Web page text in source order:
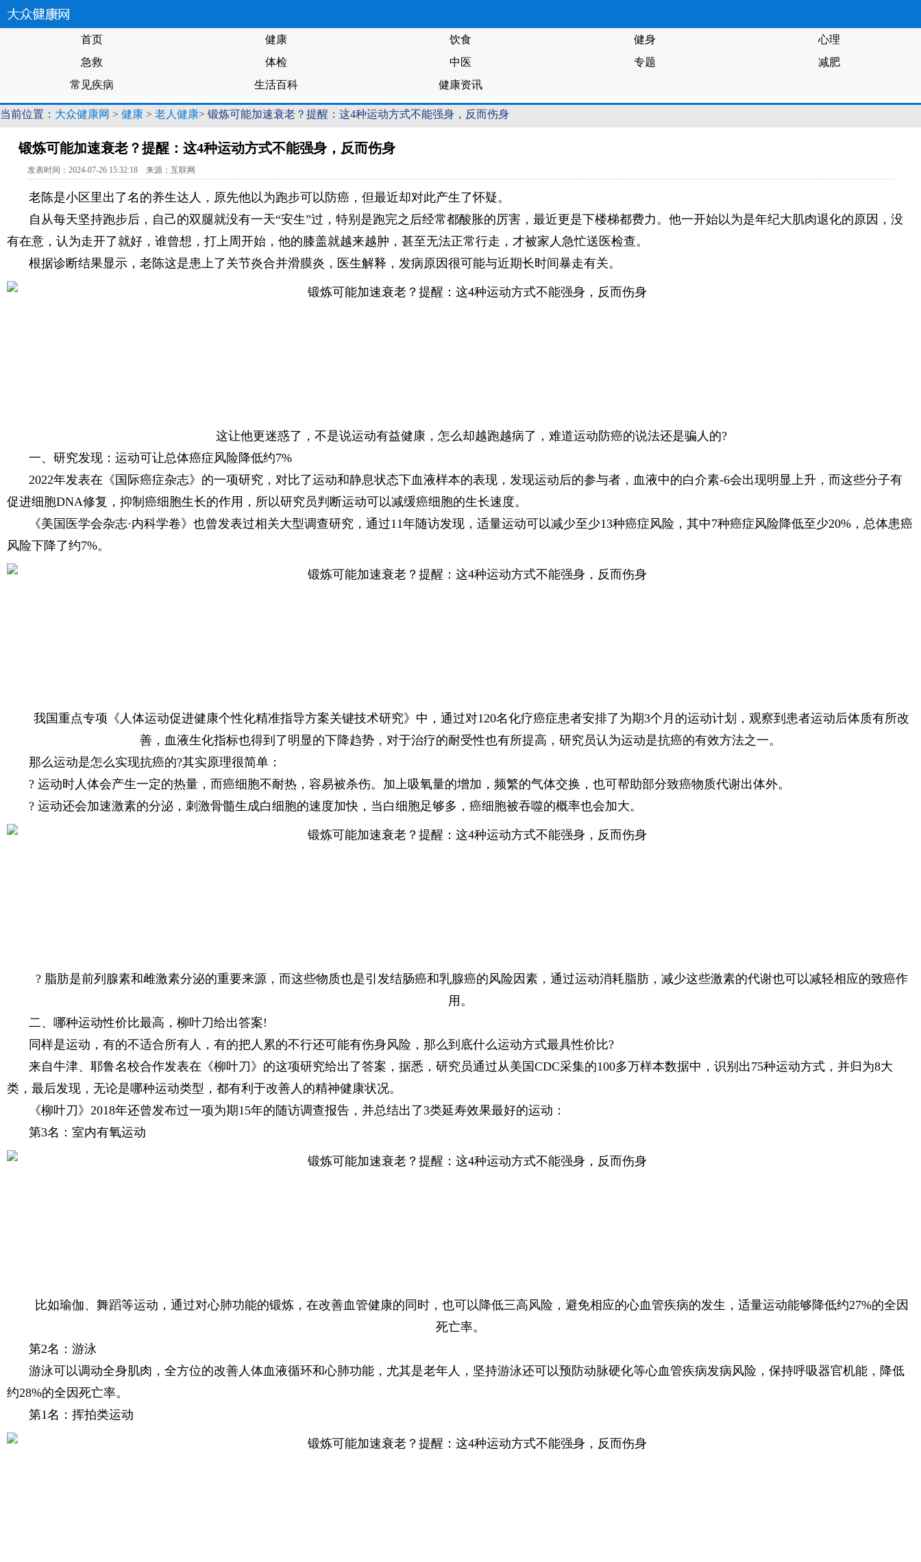
首页 健康 饮食 健身
心理
急救
体检 中医 专题
减肥
常见疾病
生活百科 健康资讯
当前位置： 大众健康网 > 健康 > 老人健康> 锻炼可能加速衰老？提醒：这4种运动方式不能强身，反而伤身
锻炼可能加速衰老？提醒：这4种运动方式不能强身，反而伤身
发表时间：2024-07-26 15:32:18 来源：互联网
老陈是小区里出了名的养生达人，原先他以为跑步可以防癌，但最近却对此产生了怀疑。
自从每天坚持跑步后，自己的双腿就没有一天“安生”过，特别是跑完之后经常都酸胀的厉害，最近更是下楼梯都费力。他一开始以为是年纪大肌肉退化的原因，没
有在意，认为走开了就好，谁曾想，打上周开始，他的膝盖就越来越肿，甚至无法正常行走，才被家人急忙送医检查。
根据诊断结果显示，老陈这是患上了关节炎合并滑膜炎，医生解释，发病原因很可能与近期长时间暴走有关。
这让他更迷惑了，不是说运动有益健康，怎么却越跑越病了，难道运动防癌的说法还是骗人的?
一、研究发现：运动可让总体癌症风险降低约7%
2022年发表在《国际癌症杂志》的一项研究，对比了运动和静息状态下血液样本的表现，发现运动后的参与者，血液中的白介素-6会出现明显上升，而这些分子有
促进细胞DNA修复，抑制癌细胞生长的作用，所以研究员判断运动可以减缓癌细胞的生长速度。
《美国医学会杂志·内科学卷》也曾发表过相关大型调查研究，通过11年随访发现，适量运动可以减少至少13种癌症风险，其中7种癌症风险降低至少20%，总体患癌
风险下降了约7%。
我国重点专项《人体运动促进健康个性化精准指导方案关键技术研究》中，通过对120名化疗癌症患者安排了为期3个月的运动计划，观察到患者运动后体质有所改
善，血液生化指标也得到了明显的下降趋势，对于治疗的耐受性也有所提高，研究员认为运动是抗癌的有效方法之一。
那么运动是怎么实现抗癌的?其实原理很简单：
? 运动时人体会产生一定的热量，而癌细胞不耐热，容易被杀伤。加上吸氧量的增加，频繁的气体交换，也可帮助部分致癌物质代谢出体外。
? 运动还会加速激素的分泌，刺激骨髓生成白细胞的速度加快，当白细胞足够多，癌细胞被吞噬的概率也会加大。
? 脂肪是前列腺素和雌激素分泌的重要来源，而这些物质也是引发结肠癌和乳腺癌的风险因素，通过运动消耗脂肪，减少这些激素的代谢也可以减轻相应的致癌作
用。
二、哪种运动性价比最高，柳叶刀给出答案!
同样是运动，有的不适合所有人，有的把人累的不行还可能有伤身风险，那么到底什么运动方式最具性价比?
来自牛津、耶鲁名校合作发表在《柳叶刀》的这项研究给出了答案，据悉，研究员通过从美国CDC采集的100多万样本数据中，识别出75种运动方式，并归为8大
类，最后发现，无论是哪种运动类型，都有利于改善人的精神健康状况。
《柳叶刀》2018年还曾发布过一项为期15年的随访调查报告，并总结出了3类延寿效果最好的运动：
第3名：室内有氧运动
比如瑜伽、舞蹈等运动，通过对心肺功能的锻炼，在改善血管健康的同时，也可以降低三高风险，避免相应的心血管疾病的发生，适量运动能够降低约27%的全因
死亡率。
第2名：游泳
游泳可以调动全身肌肉，全方位的改善人体血液循环和心肺功能，尤其是老年人，坚持游泳还可以预防动脉硬化等心血管疾病发病风险，保持呼吸器官机能，降低
约28%的全因死亡率。
第1名：挥拍类运动